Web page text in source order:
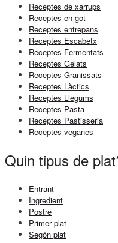
Receptes de xarrups
Receptes en got
Receptes entrepans
Receptes Escabetx
Receptes Fermentats
Receptes Gelats
Receptes Granissats
Receptes Làctics
Receptes Llegums
Receptes Pasta
Receptes Pastisseria
Receptes veganes
Quin tipus de
Entrant
Ingredient
Postre
Primer plat
Segón plat